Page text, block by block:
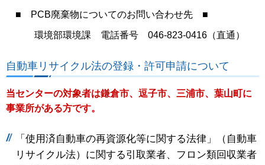
■ PCB廃棄物についてのお問い合わせ先 ■
環境部環境課 電話番号 046-823-0416（直通）
自動車リサイクル法の登録・許可申請について
当センターの対象者は鎌倉市、逗子市、三浦市、葉山町に
事業所がある方です。
「使用済自動車の再資源化等に関する法律」（自動車
リサイクル法）に関する引取業者、フロン類回収業者